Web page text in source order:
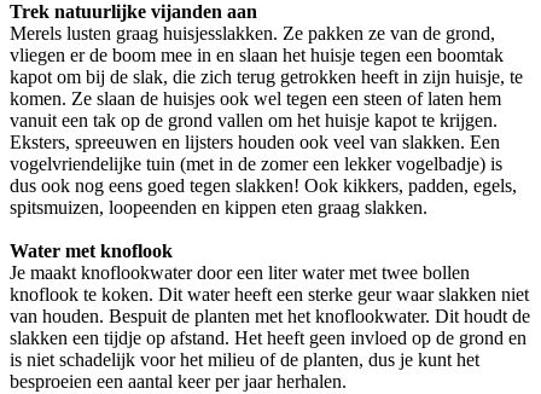
Trek natuurlijke vijanden aan
Merels lusten graag huisjesslakken. Ze pakken ze van de grond,
vliegen er de boom mee in en slaan het huisje tegen een boomtak
kapot om bij de slak, die zich terug getrokken heeft in zijn huisje, te
komen. Ze slaan de huisjes ook wel tegen een steen of laten hem
vanuit een tak op de grond vallen om het huisje kapot te krijgen.
Eksters, spreeuwen en lijsters houden ook veel van slakken. Een
vogelvriendelijke tuin (met in de zomer een lekker vogelbadje) is
dus ook nog eens goed tegen slakken! Ook kikkers, padden, egels,
spitsmuizen, loopeenden en kippen eten graag slakken.
Water met knoflook
Je maakt knoflookwater door een liter water met twee bollen
knoflook te koken. Dit water heeft een sterke geur waar slakken niet
van houden. Bespuit de planten met het knoflookwater. Dit houdt de
slakken een tijdje op afstand. Het heeft geen invloed op de grond en
is niet schadelijk voor het milieu of de planten, dus je kunt het
besproeien een aantal keer per jaar herhalen.